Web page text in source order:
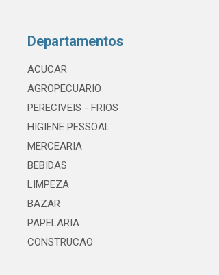
Departamentos
ACUCAR
AGROPECUARIO
PERECIVEIS - FRIOS
HIGIENE PESSOAL
MERCEARIA
BEBIDAS
LIMPEZA
BAZAR
PAPELARIA
CONSTRUCAO